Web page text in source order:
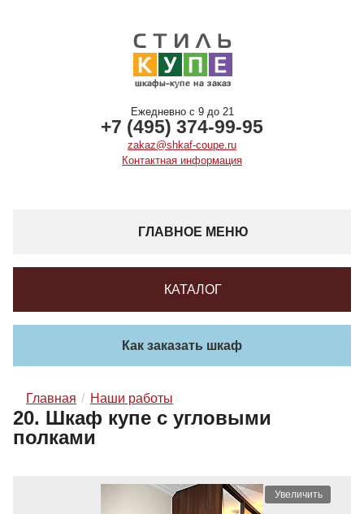
Ежедневно с 9 до 21
+7 (495) 374-99-95
zakaz@shkaf-coupe.ru
Контактная информация
ГЛАВНОЕ МЕНЮ
КАТАЛОГ
Как заказать шкаф
Главная Наши работы
20. Шкаф купе с угловыми
полками
Увеличить